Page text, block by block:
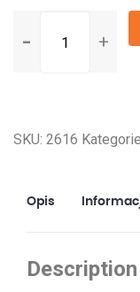
VE.Direct
SKU: 2616
Opis
Description